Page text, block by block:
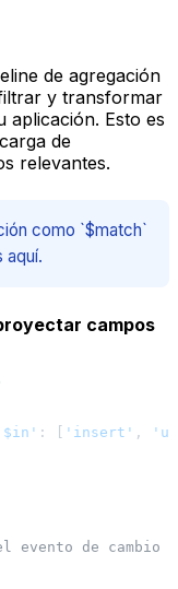
de agregación
y transformar
aplicación. Esto es
de
relevantes.
como `$match`
aquí.
campos
: [ 'insert' ,
evento de cambio